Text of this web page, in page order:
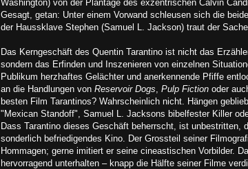
Washington) von der Plantage des exzentrischen Calvin
Gesagt, getan: Unter einem Vorwand schleusen sich die
der Haussklave Stephen (Samuel L. Jackson) traut der
Das Kerngeschäft des Quentin Tarantino ist nicht das
sondern das Erfinden und Inszenieren von einzelnen
Publikum herzhaftes Gelächter und anerkennende Pfiffe
an die Handlungen von Reservoir Dogs Pulp Fiction oder
besten Film Tarantinos? Wahrscheinlich nicht. Hängen
"Mexican Standoff", Samuel L. Jacksons bibelfester Killer
Dass Tarantino dieses Geschäft beherrscht, ist unbestritten,
sonderlich befriedigendes Kino. Der Grossteil seiner
Hommagen; gerne imitiert er seine cineastischen Vorbilder.
hervorragend unterhalten – knapp die Hälfte seiner Filme